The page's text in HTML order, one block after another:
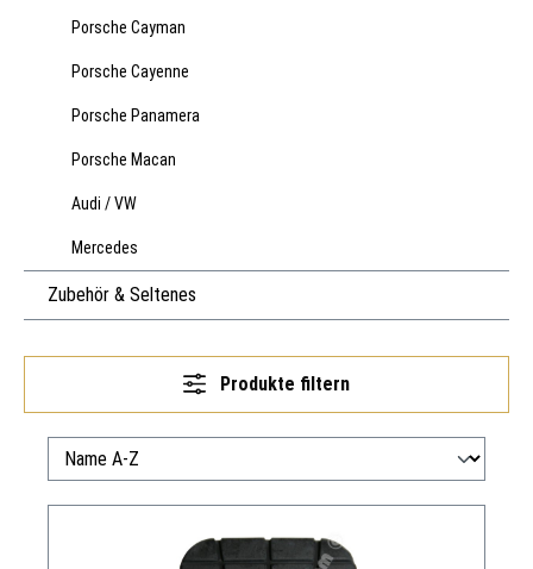
Porsche Cayman
Porsche Cayenne
Porsche Panamera
Porsche Macan
Audi / VW
Mercedes
Zubehör & Seltenes
Produkte filtern